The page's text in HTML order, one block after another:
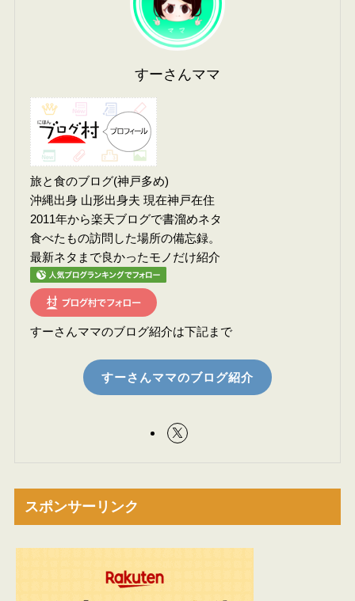
すーさんママ
旅と食のブログ(神戸多め)
沖縄出身 山形出身夫 現在神戸在住
2011年から楽天ブログで書溜めネタ
食べたもの訪問した場所の備忘録。
最新ネタまで良かったモノだけ紹介
すーさんママのブログ紹介は下記まで
すーさんママのブログ紹介
スポンサーリンク